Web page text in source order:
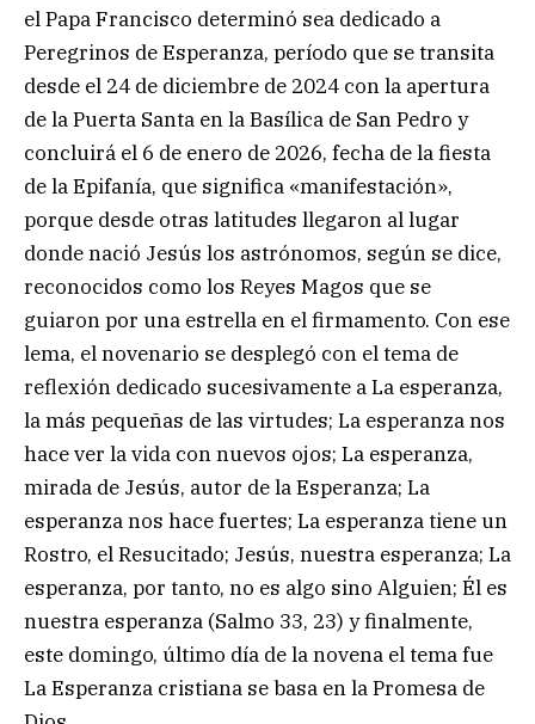
el Papa Francisco determinó sea dedicado a
Peregrinos de Esperanza, período que se transita
desde el 24 de diciembre de 2024 con la apertura
de la Puerta Santa en la Basílica de San Pedro y
concluirá el 6 de enero de 2026, fecha de la fiesta
de la Epifanía, que significa «manifestación»,
porque desde otras latitudes llegaron al lugar
donde nació Jesús los astrónomos, según se dice,
reconocidos como los Reyes Magos que se
guiaron por una estrella en el firmamento. Con ese
lema, el novenario se desplegó con el tema de
reflexión dedicado sucesivamente a La esperanza,
la más pequeñas de las virtudes; La esperanza nos
hace ver la vida con nuevos ojos; La esperanza,
mirada de Jesús, autor de la Esperanza; La
esperanza nos hace fuertes; La esperanza tiene un
Rostro, el Resucitado; Jesús, nuestra esperanza; La
esperanza, por tanto, no es algo sino Alguien; Él es
nuestra esperanza (Salmo 33, 23) y finalmente,
este domingo, último día de la novena el tema fue
La Esperanza cristiana se basa en la Promesa de